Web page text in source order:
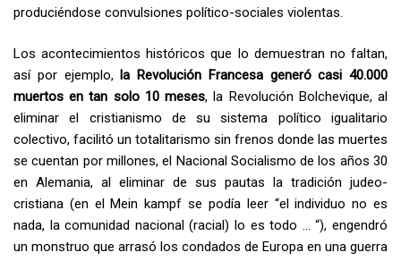
produciéndose convulsiones político-sociales violentas.
Los acontecimientos históricos que lo demuestran no faltan,
así por ejemplo,la Revolución Francesa generó casi 40.000
muertos en tan solo 10 meses, la Revolución Bolchevique, al
eliminar el cristianismo de su sistema político igualitario
colectivo, facilitó un totalitarismo sin frenos donde las muertes
se cuentan por millones, el Nacional Socialismo de los años 30
en Alemania, al eliminar de sus pautas la tradición judeo-
cristiana (en el Mein kampf se podía leer “el individuo no es
nada, la comunidad nacional (racial) lo es todo … “), engendró
un monstruo que arrasó los condados de Europa en una guerra